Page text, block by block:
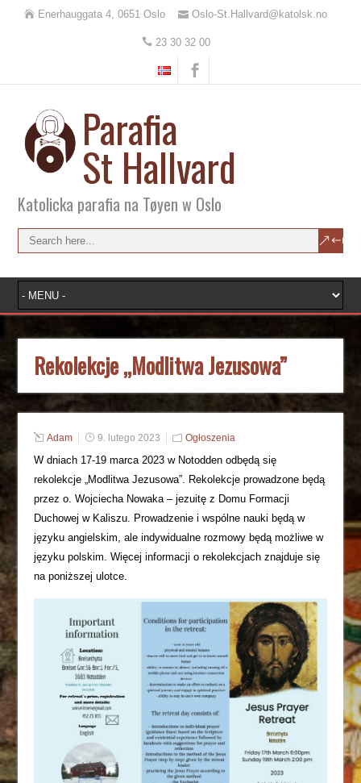
Enerhauggata 4, 0651 Oslo Oslo-St.Hallvard@katolsk.no
23 30 32 00
Parafia
St Hallvard
Katolicka parafia na Tøyen w Oslo
Rekolekcje „Modlitwa Jezusowa”
Adam 9. lutego 2023 Ogłoszenia
W dniach 17-19 marca 2023 w Notodden odbędą się
rekolekcje „Modlitwa Jezusowa”. Rekolekcje prowadzone będą
przez o. Wojciecha Nowaka – jezuitę z Domu Formacji
Duchowej w Kaliszu. Prowadzenie i wspólne nauki będą w
języku angielskim, ale indywidualne rozmowy będą możliwe w
języku polskim. Więcej informacji o rekolekcjach znajduje się
na poniższej ulotce.